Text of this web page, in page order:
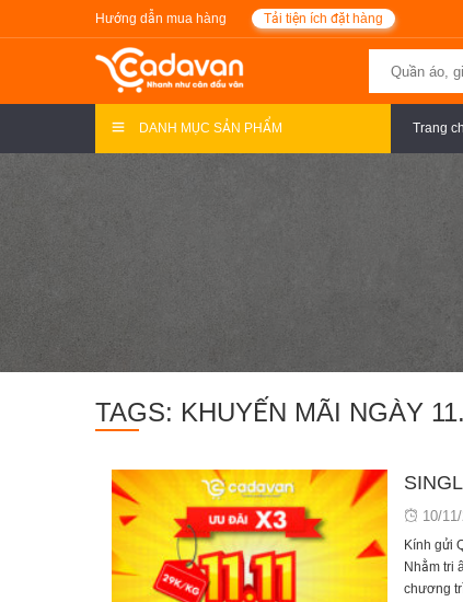
Hướng dẫn mua hàng Tải tiện ích đặt hàng
DANH MỤC SẢN PHẨM Trang
TAGS: KHUYẾN MÃI NGÀY
10/
Kính gửi
Nhằm tri
chương